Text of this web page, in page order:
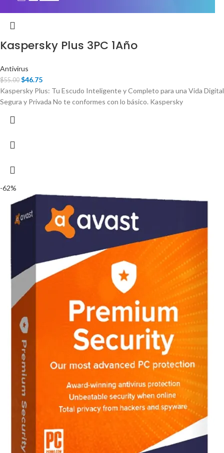
Kaspersky Plus 3PC 1Año
Antivirus
$55.00 $46.75
Kaspersky Plus: Tu Escudo Inteligente y Completo para una Vida Digital
Segura y Privada No te conformes con lo básico. Kaspersky
-62%